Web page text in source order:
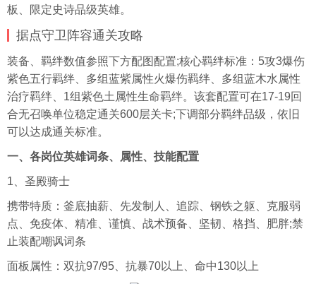
板、限定史诗品级英雄。
据点守卫阵容通关攻略
装备、羁绊数值参照下方配图配置;核心羁绊标准：5攻3爆伤
紫色五行羁绊、多组蓝紫属性火爆伤羁绊、多组蓝木水属性
治疗羁绊、1组紫色土属性生命羁绊。该套配置可在17-19回
合无召唤单位稳定通关600层关卡;下调部分羁绊品级，依旧
可以达成通关标准。
一、各岗位英雄词条、属性、技能配置
1、圣殿骑士
携带特质：釜底抽薪、先发制人、追踪、钢铁之躯、克服弱
点、免疫体、精准、谨慎、战术预备、坚韧、格挡、肥胖;禁
止装配嘲讽词条
面板属性：双抗97/95、抗暴70以上、命中130以上